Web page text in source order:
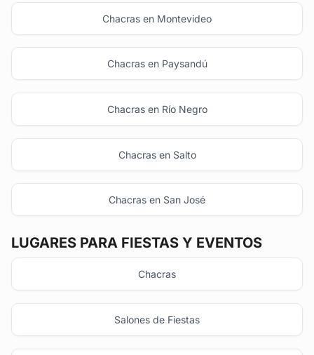
Chacras en Montevideo
Chacras en Paysandú
Chacras en Río Negro
Chacras en Salto
Chacras en San José
LUGARES PARA FIESTAS Y EVENTOS
Chacras
Salones de Fiestas